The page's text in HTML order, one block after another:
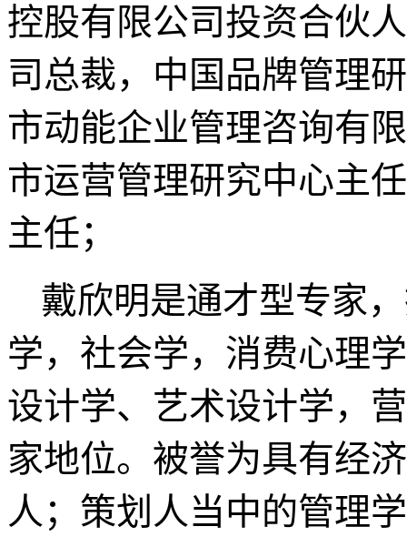
控股有限公司投资合伙
司总裁，中国品牌管理
市动能企业管理咨询有
市运营管理研究中心主
主任；
戴欣明是通才型专家
学，社会学，消费心理
设计学、艺术设计学，
家地位。被誉为具有经
人；策划人当中的管理